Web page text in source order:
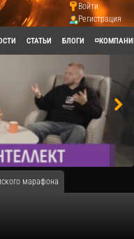
Войти
Регистрация
СТАТЬИ БЛОГИ
марафона